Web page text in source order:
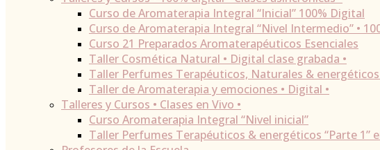
Curso de Aromaterapia Integral “Inicial” 100% Digital
Curso de Aromaterapia Integral “Nivel Intermedio” •
Curso 21 Preparados Aromaterapéuticos Esenciales
Taller Cosmética Natural • Digital clase grabada •
Taller Perfumes Terapéuticos, Naturales & energéticos
Taller de Aromaterapia y emociones • Digital •
Talleres y Cursos • Clases en Vivo •
Curso Aromaterapia Integral “Nivel inicial”
Taller Perfumes Terapéuticos & energéticos “Parte 1”